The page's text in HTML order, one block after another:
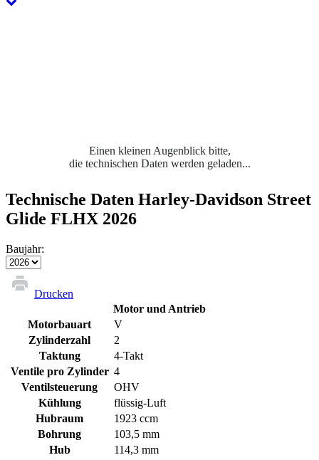
Einen kleinen Augenblick bitte,
die technischen Daten werden geladen...
Technische Daten Harley-Davidson Street
Glide FLHX 2026
Baujahr:
Drucken
Motor und Antrieb
Motorbauart
V
Zylinderzahl
2
Taktung
4-Takt
Ventile pro Zylinder 4
Ventilsteuerung
OHV
Kühlung
flüssig-Luft
Hubraum
1923 ccm
Bohrung
103,5 mm
Hub
114,3 mm